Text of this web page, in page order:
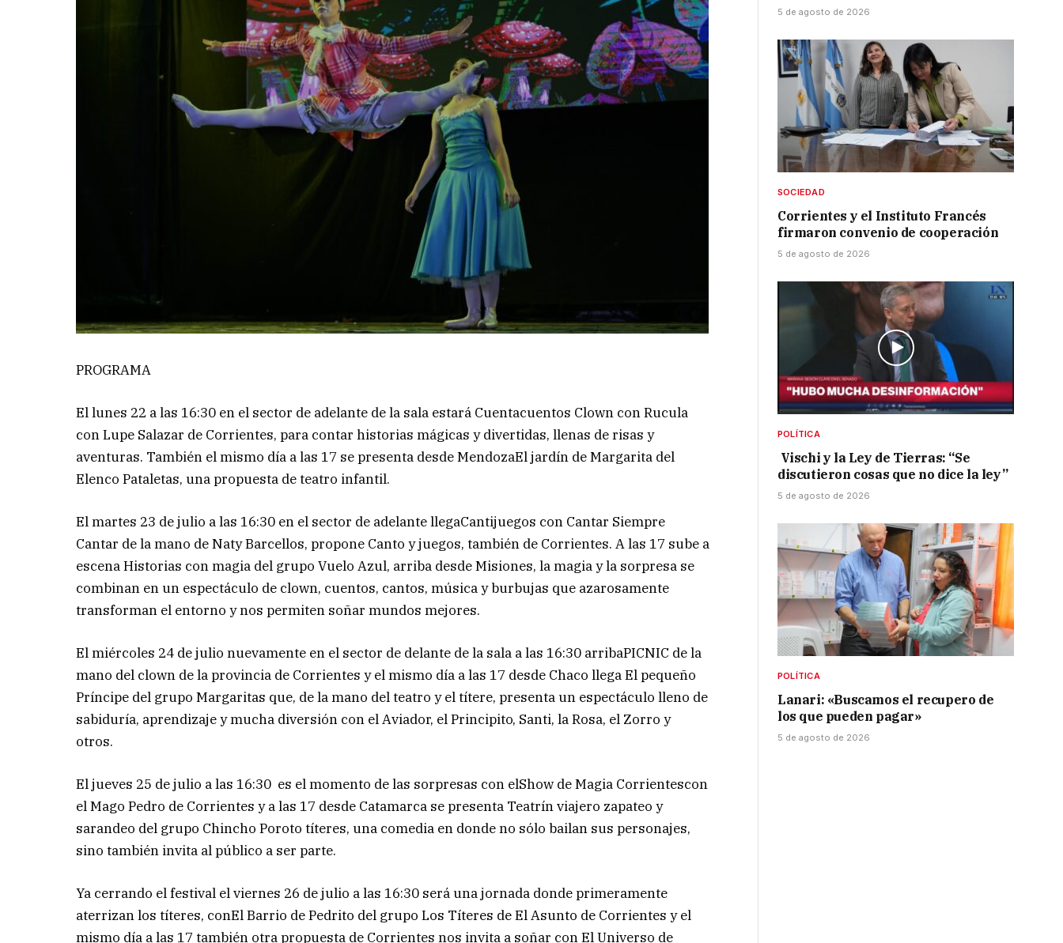
PROGRAMA
El lunes 22 a las 16:30 en el sector de adelante de la sala estará Cuentacuentos Clown con Rucula
con Lupe Salazar de Corrientes, para contar historias mágicas y divertidas, llenas de risas y
aventuras. También el mismo día a las 17 se presenta desde MendozaEl jardín de Margarita del
Elenco Pataletas, una propuesta de teatro infantil.
El martes 23 de julio a las 16:30 en el sector de adelante llegaCantijuegos con Cantar Siempre
Cantar de la mano de Naty Barcellos, propone Canto y juegos, también de Corrientes. A las 17 sube a
escena Historias con magia del grupo Vuelo Azul, arriba desde Misiones, la magia y la sorpresa se
combinan en un espectáculo de clown, cuentos, cantos, música y burbujas que azarosamente
transforman el entorno y nos permiten soñar mundos mejores.
El miércoles 24 de julio nuevamente en el sector de delante de la sala a las 16:30 arribaPICNIC de la
mano del clown de la provincia de Corrientes y el mismo día a las 17 desde Chaco llega El pequeño
Príncipe del grupo Margaritas que, de la mano del teatro y el títere, presenta un espectáculo lleno de
sabiduría, aprendizaje y mucha diversión con el Aviador, el Principito, Santi, la Rosa, el Zorro y
otros.
El jueves 25 de julio a las 16:30 es el momento de las sorpresas con elShow de Magia Corrientescon
el Mago Pedro de Corrientes y a las 17 desde Catamarca se presenta Teatrín viajero zapateo y
sarandeo del grupo Chincho Poroto títeres, una comedia en donde no sólo bailan sus personajes,
sino también invita al público a ser parte.
Ya cerrando el festival el viernes 26 de julio a las 16:30 será una jornada donde primeramente
aterrizan los títeres, conEl Barrio de Pedrito del grupo Los Títeres de El Asunto de Corrientes y el
mismo día a las 17 también otra propuesta de Corrientes nos invita a soñar con El Universo de
5 de agosto de 2026
SOCIEDAD
Corrientes y el Instituto Francés
firmaron convenio de cooperación
5 de agosto de 2026
POLÍTICA
Vischi y la Ley de Tierras: “Se
discutieron cosas que no dice la ley”
5 de agosto de 2026
POLÍTICA
Lanari: «Buscamos el recupero de
los que pueden pagar»
5 de agosto de 2026